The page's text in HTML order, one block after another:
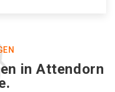
in Attendorn